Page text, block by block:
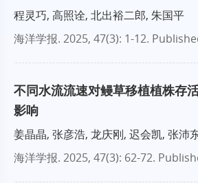
程灵巧, 高照诠, 北出裕二郎, 朱国平
海洋学报. 2025, 47(3): 1-12.
不同水流流速对鳗草移植植株存
影响
姜晶晶, 张彦浩, 龙庆刚, 迟会凯, 张沛
海洋学报. 2025, 47(3): 62-72.